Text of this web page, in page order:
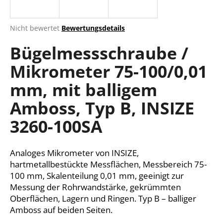
Die
Produktbewertung
ist
0,0
von
Sternen.
Nicht bewertet Bewertungsdetails
Bügelmessschraube /
Mikrometer 75-100/0,01
mm, mit balligem
Amboss, Typ B, INSIZE
3260-100SA
Analoges Mikrometer von INSIZE,
hartmetallbestückte Messflächen, Messbereich 75-
100 mm, Skalenteilung 0,01 mm, geeinigt zur
Messung der Rohrwandstärke, gekrümmten
Oberflächen, Lagern und Ringen. Typ B – balliger
Amboss auf beiden Seiten.
W
r
e
m
p
e
h
l
e
n